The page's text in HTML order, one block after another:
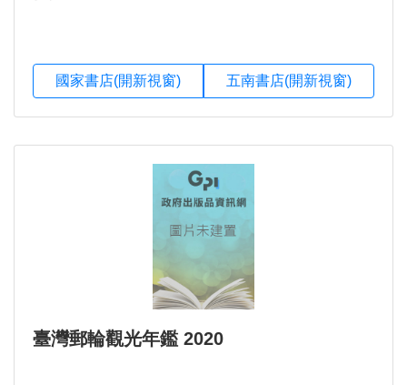
國家書店(開新視窗) 五南書店(開新視窗)
臺灣郵輪觀光年鑑 2020